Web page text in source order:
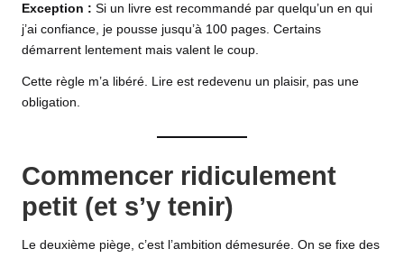
Exception : Si un livre est recommandé par quelqu’un en qui
j’ai confiance, je pousse jusqu’à 100 pages. Certains
démarrent lentement mais valent le coup.
Cette règle m’a libéré. Lire est redevenu un plaisir, pas une
obligation.
Commencer ridiculement
petit (et s’y tenir)
Le deuxième piège, c’est l’ambition démesurée. On se fixe des